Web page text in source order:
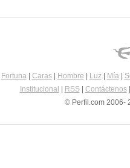
Fortuna| Caras| Hombre Luz| Mía|
Institucional
RSS| Contáctenos
© Perfil.com 2006-